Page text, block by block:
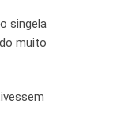
singela
muito